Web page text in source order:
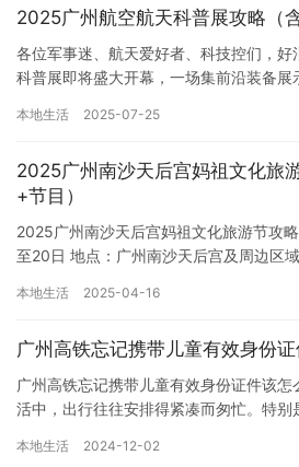
2025广州航空航天科普展攻略（
各位军事迷、航天爱好者、科技控们，
科普展即将盛大开幕，一场集前沿装备
想…
本地生活 2025-07-25
2025广州南沙天后宫​妈祖文化旅
+节目）
2025广州南沙天后宫妈祖文化旅游节攻
至20日 地点：广州南沙天后宫及周边区
本地生活 2025-04-16
广州高铁忘记携带儿童有效身份证
广州高铁忘记携带儿童有效身份证件该
活中，出行往往安排得紧凑而匆忙。特别
忘记…
本地生活 2024-12-02